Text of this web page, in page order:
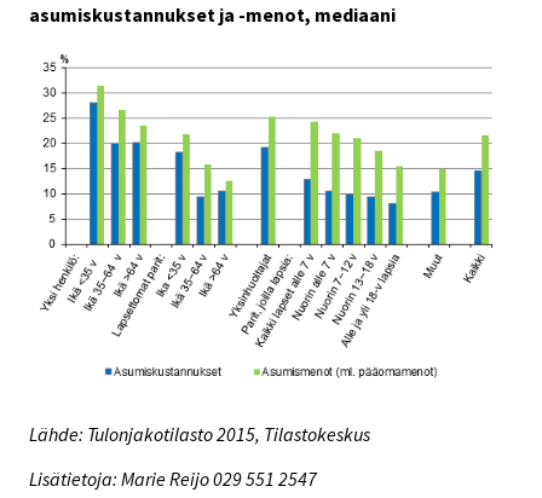
asumiskustannukset ja -menot, mediaani
Lähde: Tulonjakotilasto 2015, Tilastokeskus
Lisätietoja: Marie Reijo 029 551 2547